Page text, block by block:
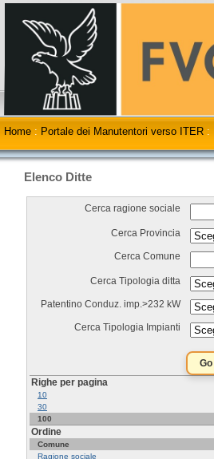
Home : Portale dei Manutentori verso ITER :
Elenco Ditte
Cerca ragione sociale
Cerca Provincia
Cerca Comune
Cerca Tipologia ditta
Patentino Conduz. imp.>232 kW
Cerca Tipologia Impianti
Righe per pagina
10
30
100
Ordine
Comune
Ragione sociale